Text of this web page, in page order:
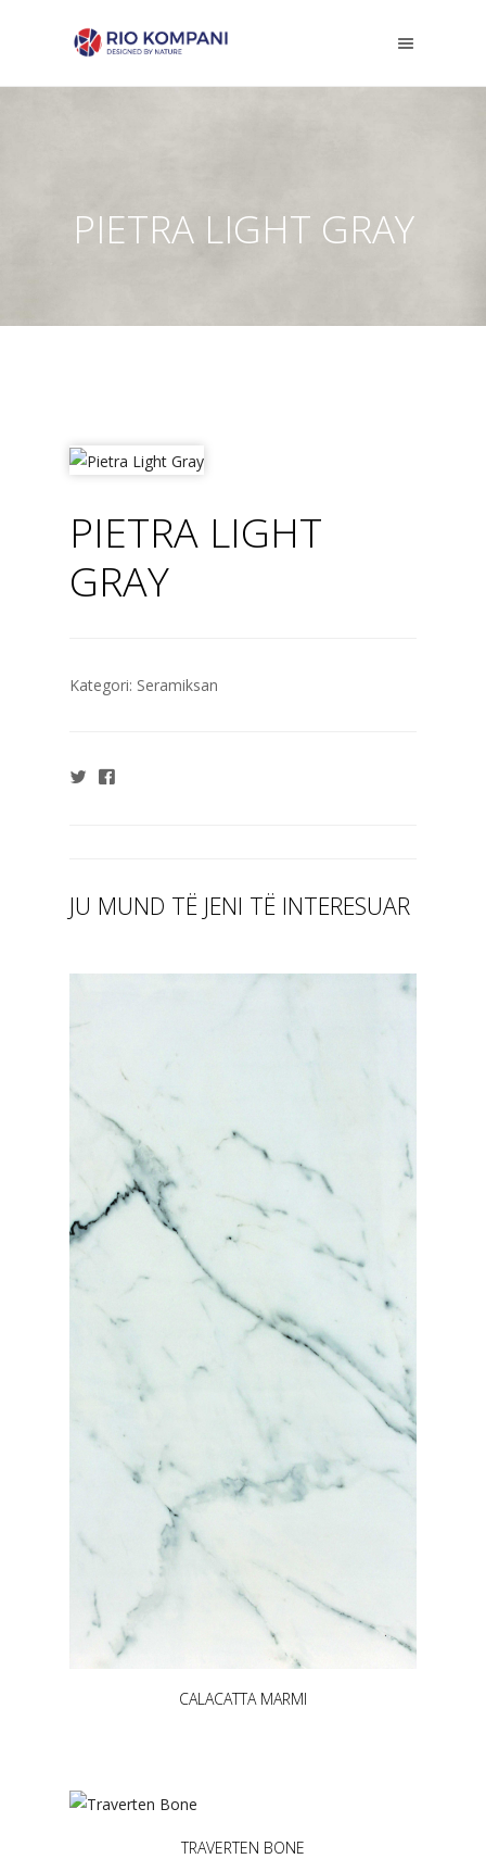
PIETRA LIGHT GRAY
PIETRA LIGHT
GRAY
Kategori: Seramiksan
JU MUND TË JENI TË INTERESUAR
CALACATTA MARMI
TRAVERTEN BONE